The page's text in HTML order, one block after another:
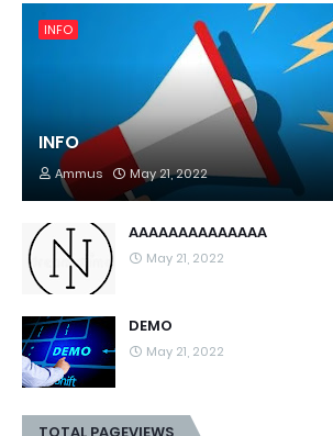
INFO
INFO
Ammus May 21, 2022
AAAAAAAAAAAAAA
May 21, 2022
DEMO
May 21, 2022